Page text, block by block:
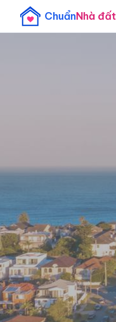
ChuẩnNhà đất